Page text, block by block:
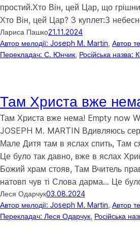
простий.Хто Він, цей Цар, що
Хто Він, цей Цар? 3 куплет:З
Лариса Пашко21.11.2024
Автор мелодії: Joseph M. Martin Автор
Перекладач: С. Юнчик Російська назва:
Там Христа вже
Там Христа вже нема! Empty now
JOSEPH M. MARTIN Вдивляюсь
Мале Дитя там в яслах спить, Там
Це було так давно, вже в яслах
Божий храм стояв, Там Вчитель
натовп чув ті Слова дарма… Це
Леся Одарчук03.08.2024
Автор мелодії: Joseph M. Martin Автор
Перекладач: Леся Одарчук Російська